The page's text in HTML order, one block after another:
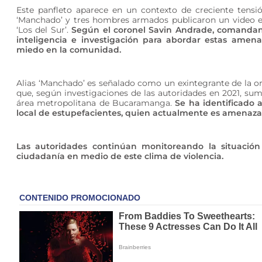
Este panfleto aparece en un contexto de creciente
‘Manchado’ y tres hombres armados publicaron un video
‘Los del Sur’.Según el coronel Savin Andrade,
inteligencia e investigación para abordar estas
miedo en la comunidad.
Alias ‘Manchado’ es señalado como un exintegrante de
que, según investigaciones de las autoridades en 2021,
área metropolitana de Bucaramanga.Se ha identificado
local de estupefacientes, quien actualmente es
Las autoridades continúan monitoreando la
ciudadanía en medio de este clima de violencia.